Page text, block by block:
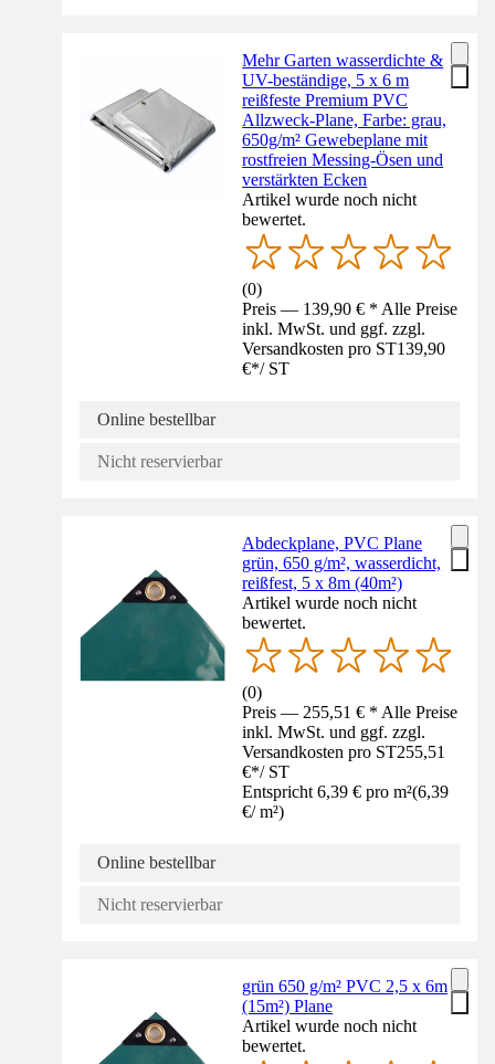
Mehr Garten wasserdichte &
UV-beständige, 5 x 6 m
reißfeste Premium PVC
Allzweck-Plane, Farbe: grau,
650g/m² Gewebeplane mit
rostfreien Messing-Ösen und
verstärkten Ecken
Artikel wurde noch nicht
bewertet.
(0)
Preis — 139,90 € * Alle Preise
inkl. MwSt. und ggf. zzgl.
Versandkosten pro ST139,90
€*/ ST
Online bestellbar
Nicht reservierbar
Abdeckplane, PVC Plane
grün, 650 g/m², wasserdicht,
reißfest, 5 x 8m (40m²)
Artikel wurde noch nicht
bewertet.
(0)
Preis — 255,51 € * Alle Preise
inkl. MwSt. und ggf. zzgl.
Versandkosten pro ST255,51
€*/ ST
Entspricht 6,39 € pro m²(6,39
€/ m²)
Online bestellbar
Nicht reservierbar
grün 650 g/m² PVC 2,5 x 6m
(15m²) Plane
Artikel wurde noch nicht
bewertet.